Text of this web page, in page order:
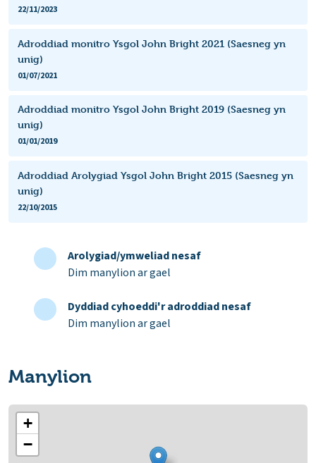
22/11/2023
Adroddiad monitro Ysgol John Bright 2021 (Saesneg yn
unig)
01/07/2021
Adroddiad monitro Ysgol John Bright 2019 (Saesneg yn
unig)
01/01/2019
Adroddiad Arolygiad Ysgol John Bright 2015 (Saesneg yn
unig)
22/10/2015
Arolygiad/ymweliad nesaf
Dim manylion ar gael
Dyddiad cyhoeddi'r adroddiad nesaf
Dim manylion ar gael
Manylion
+
−